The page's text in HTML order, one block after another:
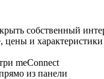
собственный
цены и характеристики
meConnect
из панели